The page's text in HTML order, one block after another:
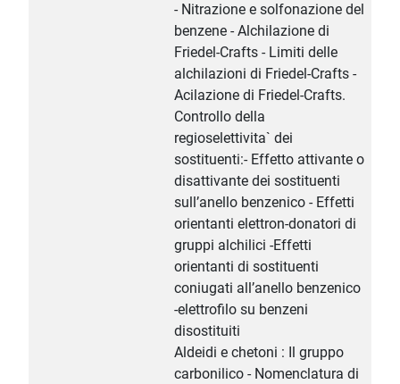
- Nitrazione e solfonazione del
benzene - Alchilazione di
Friedel-Crafts - Limiti delle
alchilazioni di Friedel-Crafts -
Acilazione di Friedel-Crafts.
Controllo della
regioselettivita` dei
sostituenti:- Effetto attivante o
disattivante dei sostituenti
sull’anello benzenico - Effetti
orientanti elettron-donatori di
gruppi alchilici -Effetti
orientanti di sostituenti
coniugati all’anello benzenico
-elettrofilo su benzeni
disostituiti
Aldeidi e chetoni : Il gruppo
carbonilico - Nomenclatura di